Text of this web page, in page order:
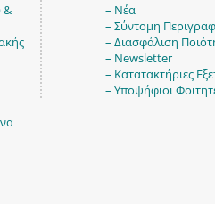
&
– Νέα
– Σύντομη
– Διασφάλιση
– Newsletter
– Κατατακτήριες
– Υποψήφιοι